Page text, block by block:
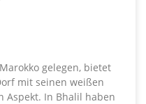
gelegen, bietet
mit seinen weißen
Aspekt. In Bhalil haben